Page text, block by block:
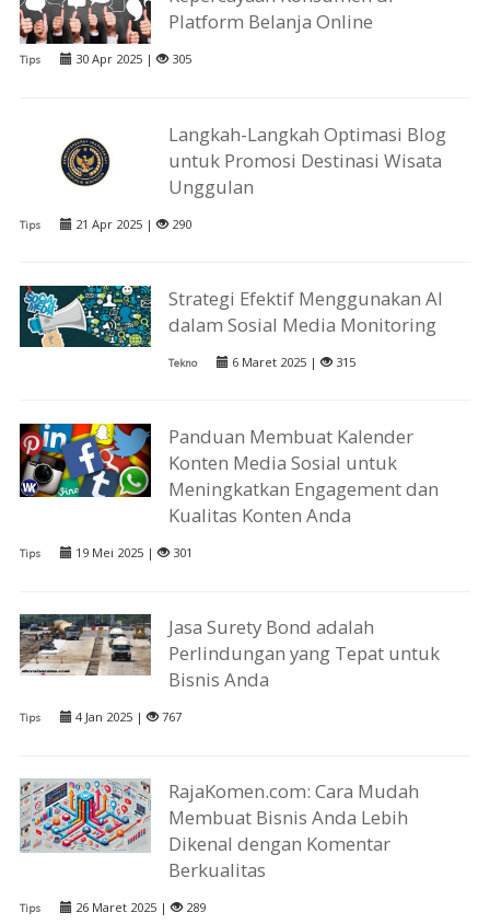
Platform Belanja Online
Tips 30 Apr 2025 | 305
Langkah-Langkah Optimasi Blog
untuk Promosi Destinasi Wisata
Unggulan
Tips 21 Apr 2025 | 290
Strategi Efektif Menggunakan AI
dalam Sosial Media Monitoring
Tekno 6 Maret 2025 | 315
Panduan Membuat Kalender
Konten Media Sosial untuk
Meningkatkan Engagement dan
Kualitas Konten Anda
Tips 19 Mei 2025 | 301
Jasa Surety Bond adalah
Perlindungan yang Tepat untuk
Bisnis Anda
Tips 4 Jan 2025 | 767
RajaKomen.com: Cara Mudah
Membuat Bisnis Anda Lebih
Dikenal dengan Komentar
Berkualitas
Tips 26 Maret 2025 | 289